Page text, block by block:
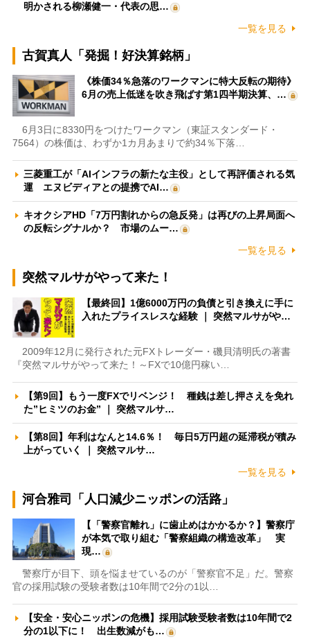
明かされる柳瀬健一・代表の思…
一覧を見る
古賀真人「発掘！好決算銘柄」
《株価34％急落のワークマンに特大反転の期待》
6月の売上低迷を吹き飛ばす第1四半期決算、…
6月3日に8330円をつけたワークマン（東証スタンダード・
7564）の株価は、わずか1カ月あまりで約34％下落…
三菱重工が「AIインフラの新たな主役」として再評価される気
運 エヌビディアとの提携でAI…
キオクシアHD「7万円割れからの急反発」は再びの上昇局面へ
の反転シグナルか？ 市場のムー…
一覧を見る
突然マルサがやって来た！
【最終回】1億6000万円の負債と引き換えに手に
入れたプライスレスな経験 ｜ 突然マルサがや…
2009年12月に発行された元FXトレーダー・磯貝清明氏の著書
『突然マルサがやって来た！～FXで10億円稼い…
【第9回】もう一度FXでリベンジ！ 種銭は差し押さえを免れ
た”ヒミツのお金” ｜ 突然マルサ…
【第8回】年利はなんと14.6％！ 毎日5万円超の延滞税が積み
上がっていく ｜ 突然マルサ…
一覧を見る
河合雅司「人口減少ニッポンの活路」
【「警察官離れ」に歯止めはかかるか？】警察庁
が本気で取り組む「警察組織の構造改革」 実
現…
警察庁が目下、頭を悩ませているのが「警察官不足」だ。警察
官の採用試験の受験者数は10年間で2分の1以…
【安全・安心ニッポンの危機】採用試験受験者数は10年間で2
分の1以下に！ 出生数減がも…